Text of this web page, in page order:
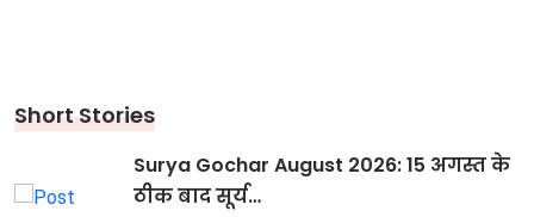
Short Stories
Surya Gochar August 2026: 15 अगस्त के
ठीक बाद सूर्य…